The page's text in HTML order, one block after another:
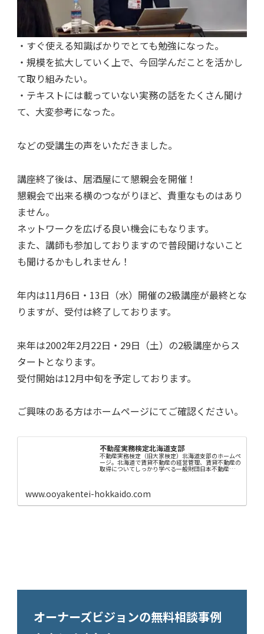
・すぐ使える知識ばかりでとても勉強になった。
・規模を拡大していく上で、今回学んだことを活かし
て取り組みたい。
・テキストには載っていない実務の話をたくさん聞け
て、大変参考になった。
などの受講生の声をいただきました。
講座終了後は、居酒屋にて懇親会を開催！
懇親会で出来る横のつながりほど、貴重なものはあり
ません。
ネットワークを広げる良い機会にもなります。
また、講師も参加しておりますので普段聞けないこと
も聞けるかもしれません！
年内は11月6日・13日（水）開催の2級講座が最終とな
りますが、受付は終了しております。
来年は2002年2月22日・29日（土）の2級講座からス
タートとなります。
受付開始は12月中旬を予定しております。
ご興味のある方はホームページにてご確認ください。
不動産実務検定北海道支部
不動産実務検定（旧大家検定）北海道支部のホームペ
ージ。北海道で賃貸不動産の経営管理、賃貸不動産の
取得についてしっかり学べる一般財団日本不動産コミ
www.ooyakentei-hokkaido.com
オーナーズビジョンの無料相談事例